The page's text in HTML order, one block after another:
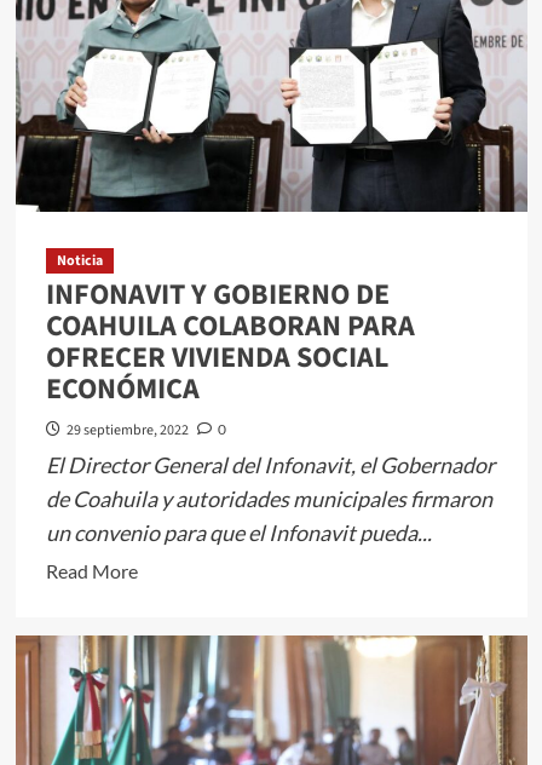
Y
AL
TALENTO
DE
MÉXICO
EN
“QUIMERA
Noticia
INFONAVIT Y GOBIERNO DE
COAHUILA COLABORAN PARA
OFRECER VIVIENDA SOCIAL
ECONÓMICA
29 septiembre, 2022 0
El Director General del Infonavit, el Gobernador
de Coahuila y autoridades municipales firmaron
un convenio para que el Infonavit pueda...
Read MoreRead
about
INFONAVIT
Y
GOBIERNO
DE